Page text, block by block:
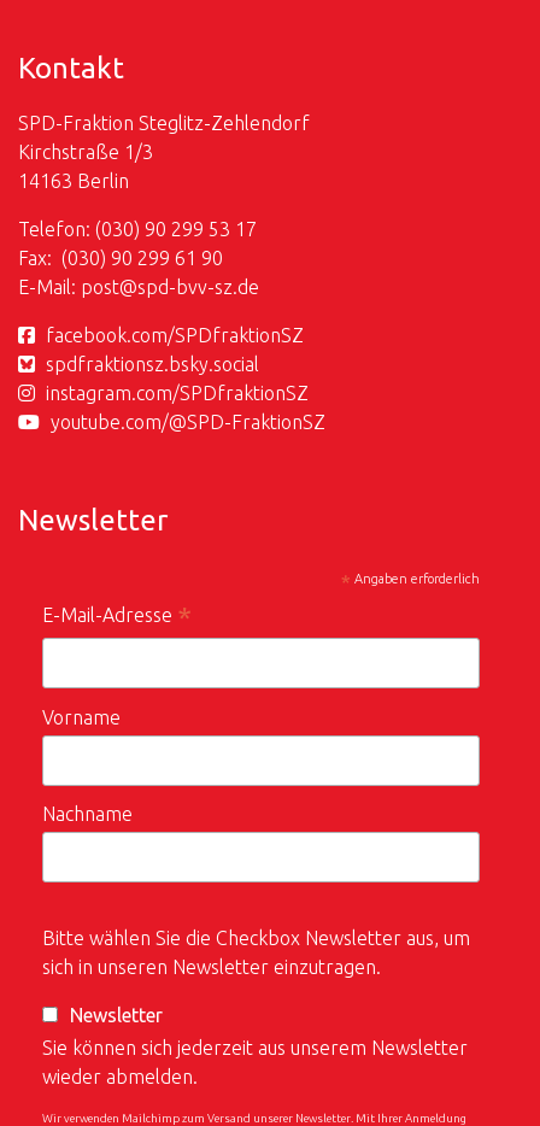
Kontakt
SPD-Fraktion Steglitz-Zehlendorf
Kirchstraße 1/3
14163 Berlin
Telefon: (030) 90 299 53 17
Fax: (030) 90 299 61 90
E-Mail: post@spd-bvv-sz.de
facebook.com/SPDfraktionSZ
spdfraktionsz.bsky.social
instagram.com/SPDfraktionSZ
youtube.com/@SPD-FraktionSZ
Newsletter
* Angaben erforderlich
E-Mail-Adresse *
Vorname
Nachname
Bitte wählen Sie die Checkbox Newsletter aus, um
sich in unseren Newsletter einzutragen.
Newsletter
Sie können sich jederzeit aus unserem Newsletter
wieder abmelden.
Wir verwenden Mailchimp zum Versand unserer Newsletter. Mit Ihrer Anmeldung